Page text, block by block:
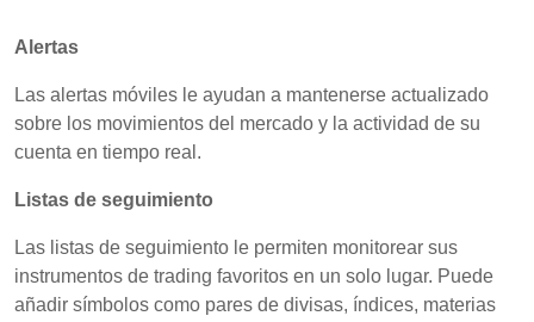
Alertas
Las alertas móviles le ayudan a mantenerse actualizado
sobre los movimientos del mercado y la actividad de su
cuenta en tiempo real.
Listas de seguimiento
Las listas de seguimiento le permiten monitorear sus
instrumentos de trading favoritos en un solo lugar. Puede
añadir símbolos como pares de divisas, índices, materias